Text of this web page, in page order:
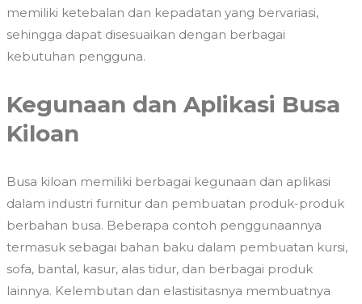
memiliki ketebalan dan kepadatan yang bervariasi,
sehingga dapat disesuaikan dengan berbagai
kebutuhan pengguna.
Kegunaan dan Aplikasi Busa
Kiloan
Busa kiloan memiliki berbagai kegunaan dan aplikasi
dalam industri furnitur dan pembuatan produk-produk
berbahan busa. Beberapa contoh penggunaannya
termasuk sebagai bahan baku dalam pembuatan kursi,
sofa, bantal, kasur, alas tidur, dan berbagai produk
lainnya. Kelembutan dan elastisitasnya membuatnya